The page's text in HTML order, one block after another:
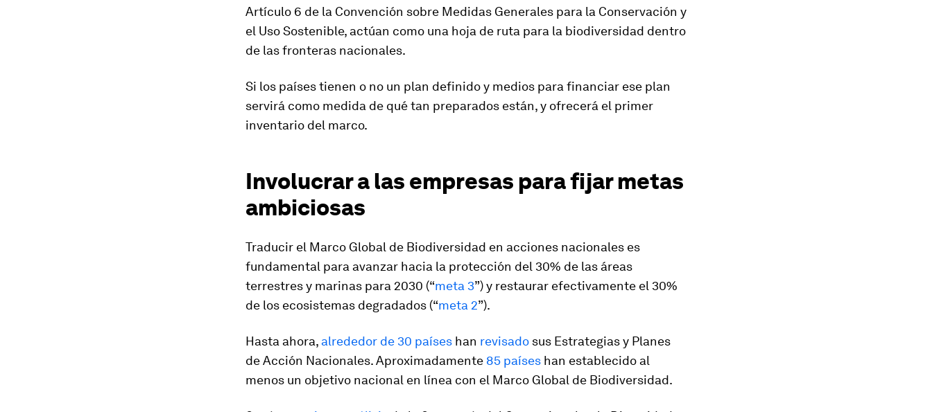
Artículo 6 de la Convención sobre Medidas Generales para la Conservación y
el Uso Sostenible, actúan como una hoja de ruta para la biodiversidad dentro
de las fronteras nacionales.
Si los países tienen o no un plan definido y medios para financiar ese plan
servirá como medida de qué tan preparados están, y ofrecerá el primer
inventario del marco.
Involucrar a las empresas para fijar metas
ambiciosas
Traducir el Marco Global de Biodiversidad en acciones nacionales es
fundamental para avanzar hacia la protección del 30% de las áreas
terrestres y marinas para 2030 (“meta 3”) y restaurar efectivamente el 30%
de los ecosistemas degradados (“meta 2”).
Hasta ahora, alrededor de 30 países han revisado sus Estrategias y Planes
de Acción Nacionales. Aproximadamente 85 países han establecido al
menos un objetivo nacional en línea con el Marco Global de Biodiversidad.